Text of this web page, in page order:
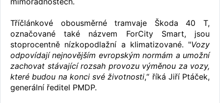
Tříčlánkové obousměrné tramvaje Škoda 40 T,
označované také názvem ForCity Smart, jsou
stoprocentně nízkopodlažní a klimatizované. "Vozy
odpovídají nejnovějším evropským normám a umožní
zachovat stávající rozsah provozu výměnou za vozy,
které budou na konci své životnosti,“ říká Jiří Ptáček,
generální ředitel PMDP.